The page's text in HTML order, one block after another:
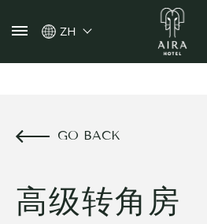
ZH
GO BACK
高级转角房